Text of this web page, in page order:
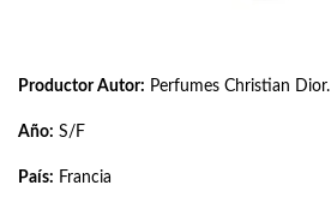
Productor Autor: Perfumes Christian Dior.
Año: S/F
País: Francia